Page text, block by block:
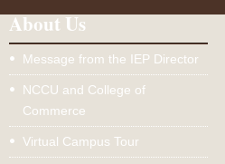
About Us
Message from the IEP Director
NCCU and College of
Commerce
Virtual Campus Tour